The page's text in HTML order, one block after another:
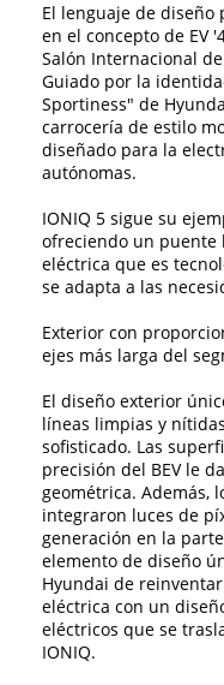
El lenguaje de diseño
en el concepto de EV
Salón Internacional
Guiado por la
Sportiness" de
carrocería de estilo
diseñado para la
autónomas.
IONIQ 5 sigue su
ofreciendo un puente
eléctrica que es
se adapta a las
Exterior con
ejes más larga del
El diseño exterior
líneas limpias y
sofisticado. Las
precisión del BEV le
geométrica. Además,
integraron luces de
generación en la
elemento de diseño
Hyundai de
eléctrica con un
eléctricos que se
IONIQ.